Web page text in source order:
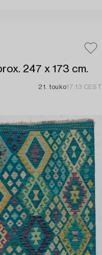
247 x 173 cm.
21. touko17:13 CEST